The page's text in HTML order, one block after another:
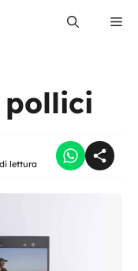
pollici
lettura